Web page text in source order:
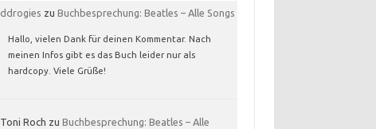
ddrogies zuBuchbesprechung: Beatles – Alle Songs
Hallo, vielen Dank für deinen Kommentar. Nach
meinen Infos gibt es das Buch leider nur als
hardcopy. Viele Grüße!
Toni Roch zuBuchbesprechung: Beatles – Alle